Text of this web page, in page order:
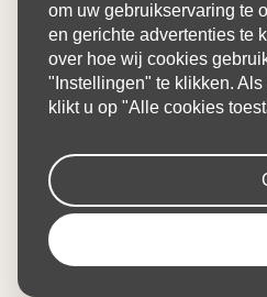
om uw gebruikservaring te
en gerichte advertenties te
over hoe wij cookies
"Instellingen" te klikken.
klikt u op "Alle cookies